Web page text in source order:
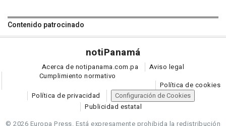
Contenido patrocinado
notiPanamá
Acerca de notipanama.com.pa
Aviso legal
Cumplimiento normativo
Política de cookies
Política de privacidad
Configuración de Cookies
Publicidad estatal
© 2026 Europa Press. Está expresamente prohibida la redistribución